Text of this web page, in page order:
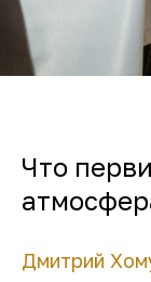
Что
Дмитрий